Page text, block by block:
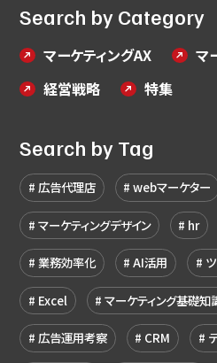
Search by Category
マーケティングAX マ
経営戦略
特集
Search by Tag
広告代理店 webマーケター
マーケティングデザイン hr
業務効率化 AI活用
Excel マーケティング基礎知
広告運用考察 CRM